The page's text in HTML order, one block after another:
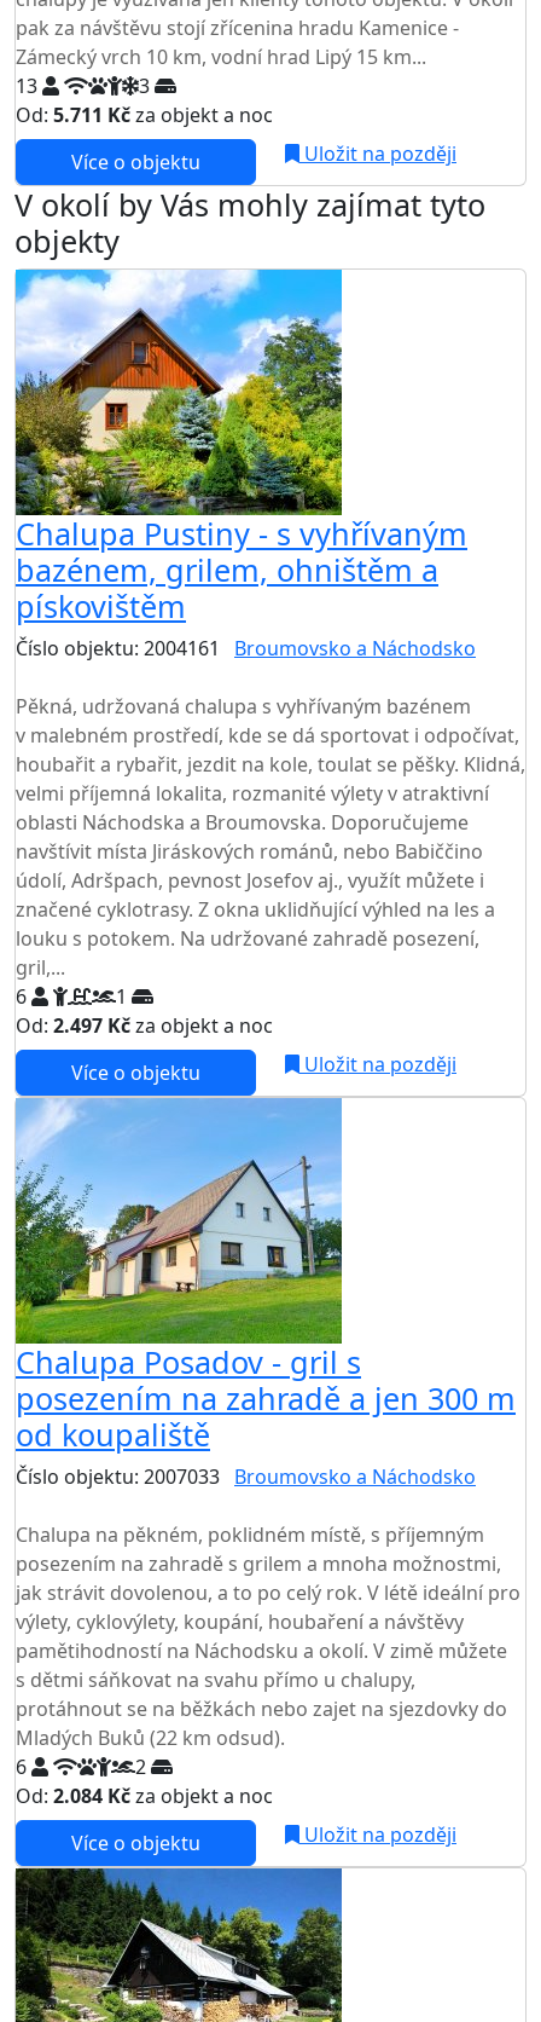
pak za návštěvu stojí zřícenina hradu Kamenice -
Zámecký vrch 10 km, vodní hrad Lipý 15 km...
13
3
Od: 5.711 Kčza objekt a noc
Více o objektu
Uložit na později
V okolí by Vás mohly zajímat tyto
objekty
Chalupa Pustiny - s vyhřívaným
bazénem, grilem, ohništěm a
pískovištěm
Číslo objektu: 2004161 Broumovsko a Náchodsko
Pěkná, udržovaná chalupa s vyhřívaným bazénem
v malebném prostředí, kde se dá sportovat i odpočívat,
houbařit a rybařit, jezdit na kole, toulat se pěšky. Klidná,
velmi příjemná lokalita, rozmanité výlety v atraktivní
oblasti Náchodska a Broumovska. Doporučujeme
navštívit místa Jiráskových románů, nebo Babiččino
údolí, Adršpach, pevnost Josefov aj., využít můžete i
značené cyklotrasy. Z okna uklidňující výhled na les a
louku s potokem. Na udržované zahradě posezení,
gril,...
6
1
Od: 2.497 Kčza objekt a noc
Více o objektu
Uložit na později
Chalupa Posadov - gril s
posezením na zahradě a jen 300 m
od koupaliště
Číslo objektu: 2007033 Broumovsko a Náchodsko
Chalupa na pěkném, poklidném místě, s příjemným
posezením na zahradě s grilem a mnoha možnostmi,
jak strávit dovolenou, a to po celý rok. V létě ideální pro
výlety, cyklovýlety, koupání, houbaření a návštěvy
pamětihodností na Náchodsku a okolí. V zimě můžete
s dětmi sáňkovat na svahu přímo u chalupy,
protáhnout se na běžkách nebo zajet na sjezdovky do
Mladých Buků (22 km odsud).
6
2
Od: 2.084 Kčza objekt a noc
Více o objektu
Uložit na později